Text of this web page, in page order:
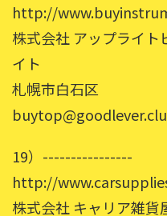
http://
株式会社 アップライト
イト
札幌市白石区
19）----------------
http://
株式会社 キャリア雑貨